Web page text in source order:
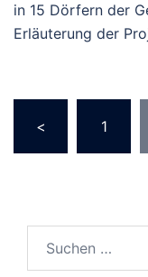
in 15 Dörfern der
Erläuterung der
der
Beiträge
< 1